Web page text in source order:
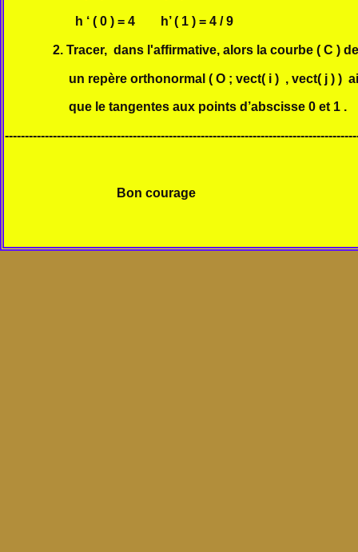
h ‘ ( 0 ) = 4 h’ ( 1 ) = 4 / 9
2. Tracer, dans l'affirmative, alors la courbe ( C ) de
un repère orthonormal ( O ; vect( i ) , vect( j ) )
que le tangentes aux points d’abscisse 0 et 1 .
Bon courage